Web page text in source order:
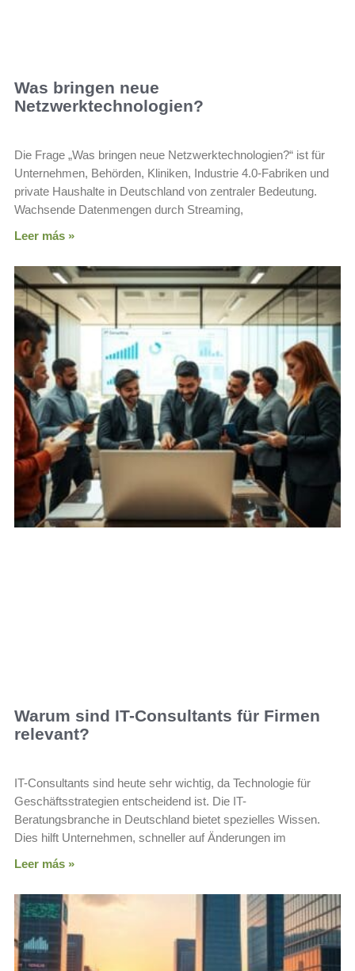
Was bringen neue
Netzwerktechnologien?
Die Frage „Was bringen neue Netzwerktechnologien?“ ist für
Unternehmen, Behörden, Kliniken, Industrie 4.0‑Fabriken und
private Haushalte in Deutschland von zentraler Bedeutung.
Wachsende Datenmengen durch Streaming,
Leer más »
Warum sind IT-Consultants für Firmen
relevant?
IT-Consultants sind heute sehr wichtig, da Technologie für
Geschäftsstrategien entscheidend ist. Die IT-
Beratungsbranche in Deutschland bietet spezielles Wissen.
Dies hilft Unternehmen, schneller auf Änderungen im
Leer más »